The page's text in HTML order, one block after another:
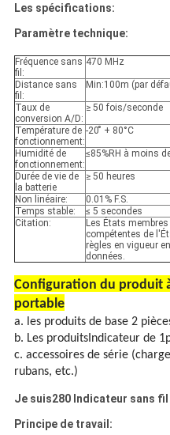
PRIVACY
POLICY
Les spécifications:
Paramètre technique:
Fréquence sans
fil:
470 MHz
Distance sans
fil:
Min:100m (par
Taux de
conversion A/D:
≥ 50 fois/seconde
Température de
fonctionnement:
-20 ̊ + 80°C
Humidité de
fonctionnement:
≤85%RH à moins
Durée de vie de
la batterie
≥ 50 heures
Non linéaire:
0.01% F.S.
Temps stable:
≤ 5 secondes
Citation:
Les États
compétentes de
règles en vigueur
données.
Configuration du produit
portable
a. les produits de base 2
b. Les produitsIndicateur de
c. accessoires de série
rubans, etc.)
Je suis280 Indicateur sans fil
Principe de travail: